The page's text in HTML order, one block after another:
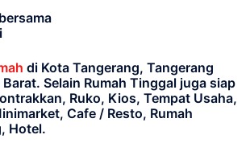
di Kota Tangerang, Tangerang
Barat. Selain Rumah Tinggal juga siap
Ruko, Kios, Tempat Usaha,
Cafe / Resto, Rumah
Hotel.